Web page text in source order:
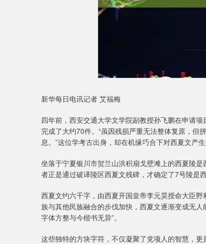
新华每日电讯记者 艾福梅
四年前，西安交通大学文学院副教授孙飞鹏在申请
完成了大约70件。“虽因残损严重无法整体复原，但
息。”这位学考古出身，却在机缘巧合下对西夏文产生
坐落于宁夏银川市贺兰山洪积扇戈壁滩上的西夏陵
者正是通过破译陵区西夏文残碑，才确定了7号陵是
西夏文约六千字，由西夏开国皇帝李元昊授命大臣
族与其他民族融合的步伐加快，西夏文逐渐变成无人
字体方整与今楷书无异”。
这些独特的方块字符，不仅凝聚了党项人的智慧，